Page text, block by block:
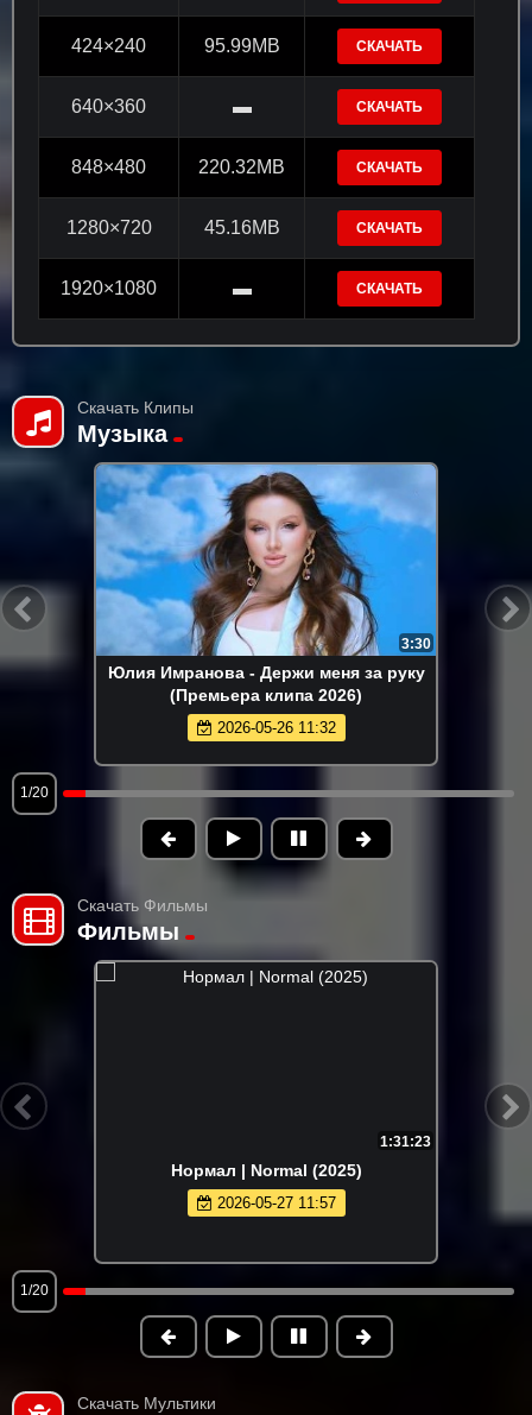
424×240 95.99MB СКАЧАТЬ
640×360 ▬ СКАЧАТЬ
848×480 220.32MB СКАЧАТЬ
1280×720 45.16MB СКАЧАТЬ
1920×1080 ▬ СКАЧАТЬ
Скачать Клипы
Музыка
3:30
Юлия Имранова - Держи меня за руку
(Премьера клипа 2026)
2026-05-26 11:32
1/20
Скачать Фильмы
Фильмы
1:31:23
Нормал | Normal (2025)
2026-05-27 11:57
1/20
Скачать Мультики